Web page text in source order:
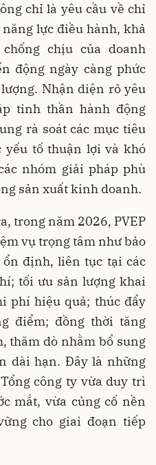
chỉ là yêu cầu về chỉ
lực điều hành, khả
chịu của doanh
động ngày càng phức
Nhận diện rõ yêu
tinh thần hành động
rà soát các mục tiêu
yếu tố thuận lợi và khó
nhóm giải pháp phù
sản xuất kinh doanh.
trong năm 2026, PVEP
vụ trọng tâm như bảo
định, liên tục tại các
tối ưu sản lượng khai
phí hiệu quả; thúc đẩy
điểm; đồng thời tăng
thăm dò nhằm bổ sung
dài hạn. Đây là những
công ty vừa duy trì
mắt, vừa củng cố nền
cho giai đoạn tiếp